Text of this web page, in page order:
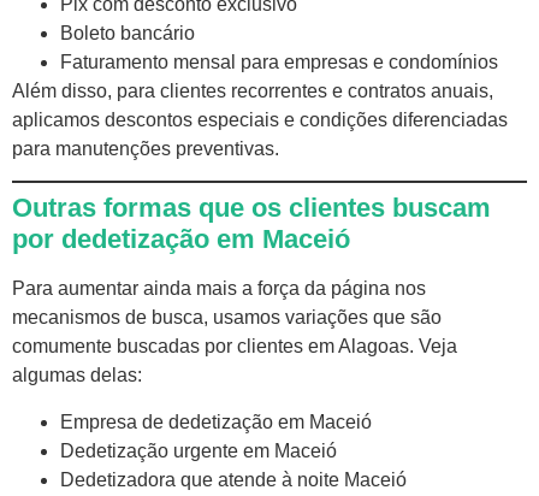
Pix com desconto exclusivo
Boleto bancário
Faturamento mensal para empresas e condomínios
Além disso, para clientes recorrentes e contratos anuais,
aplicamos descontos especiais e condições diferenciadas
para manutenções preventivas.
Outras formas que os clientes buscam
por dedetização em Maceió
Para aumentar ainda mais a força da página nos
mecanismos de busca, usamos variações que são
comumente buscadas por clientes em Alagoas. Veja
algumas delas:
Empresa de dedetização em Maceió
Dedetização urgente em Maceió
Dedetizadora que atende à noite Maceió